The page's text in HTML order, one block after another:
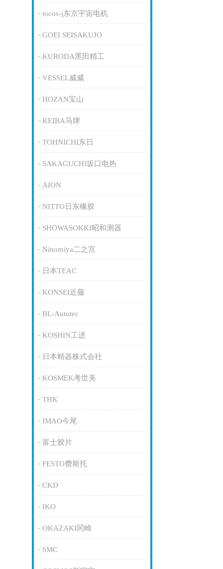
tocos-j东京宇宙电机
GOEI SEISAKUJO
KURODA黑田精工
VESSEL威威
HOZAN宝山
KEIBA马牌
TOHNICHI东日
SAKAGUCHI坂口电热
AION
NITTO日东橡胶
SHOWASOKKI昭和测器
Ninomiya二之宫
日本TEAC
KONSEI近藤
BL-Autotec
KOSHIN工进
日本精器株式会社
KOSMEK考世美
THK
IMAO今尾
富士胶片
FESTO费斯托
CKD
IKO
OKAZAKI冈崎
SMC